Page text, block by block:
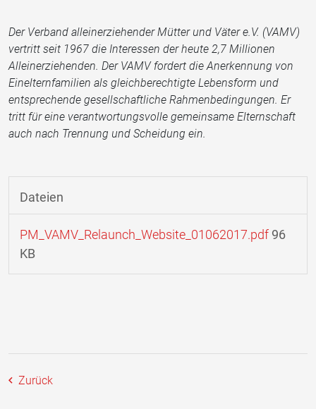
Der Verband alleinerziehender Mütter und Väter e.V. (VAMV)
vertritt seit 1967 die Interessen der heute 2,7 Millionen
Alleinerziehenden. Der VAMV fordert die Anerkennung von
Einelternfamilien als gleichberechtigte Lebensform und
entsprechende gesellschaftliche Rahmenbedingungen. Er
tritt für eine verantwortungsvolle gemeinsame Elternschaft
auch nach Trennung und Scheidung ein.
Dateien
PM_VAMV_Relaunch_Website_01062017.pdf 96
KB
Zurück